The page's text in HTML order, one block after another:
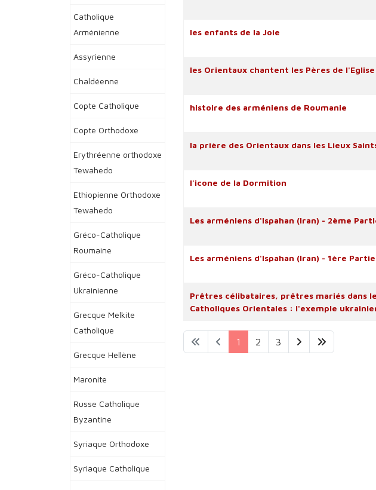
Catholique
Arménienne
Assyrienne
Chaldéenne
Copte Catholique
Copte Orthodoxe
Erythréenne orthodoxe
Tewahedo
Ethiopienne Orthodoxe
Tewahedo
Gréco-Catholique
Roumaine
Gréco-Catholique
Ukrainienne
Grecque Melkite
Catholique
Grecque Hellène
Maronite
Russe Catholique
Byzantine
Syriaque Orthodoxe
Syriaque Catholique
les enfants de la Joie
les Orientaux chantent les Pères de l'Eglise
histoire des arméniens de Roumanie
la prière des Orientaux dans les Lieux
l'icone de la Dormition
Les arméniens d'Ispahan (Iran) - 2ème
Les arméniens d'Ispahan (Iran) - 1ère Partie
Prêtres célibataires, prêtres mariés dans
Catholiques Orientales : l'exemple
1 2 3